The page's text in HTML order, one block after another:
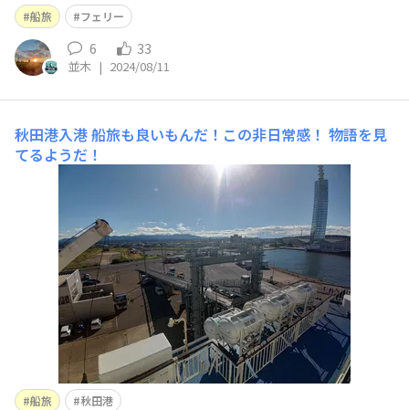
船旅 フェリー
6 33
並木 | 2024/08/11
秋田港入港船旅も良いもんだ！この非日常感！ 物語を見
てるようだ！
船旅 秋田港